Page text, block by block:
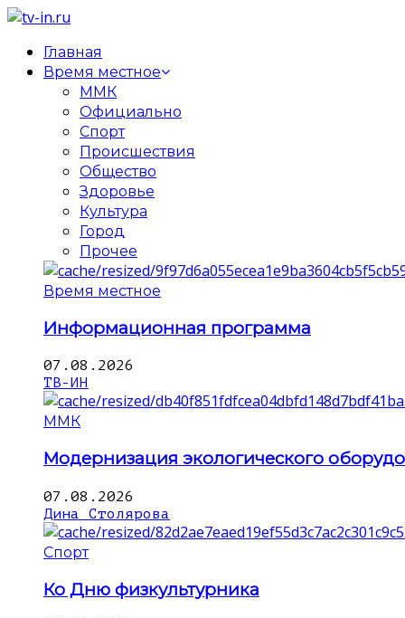
Главная
Время местное
ММК
Официально
Спорт
Происшествия
Общество
Здоровье
Культура
Город
Прочее
Время местное
Информационная программа
07.08.2026
ТВ-ИН
ММК
Модернизация экологического
07.08.2026
Дина Столярова
Спорт
Ко Дню физкультурника